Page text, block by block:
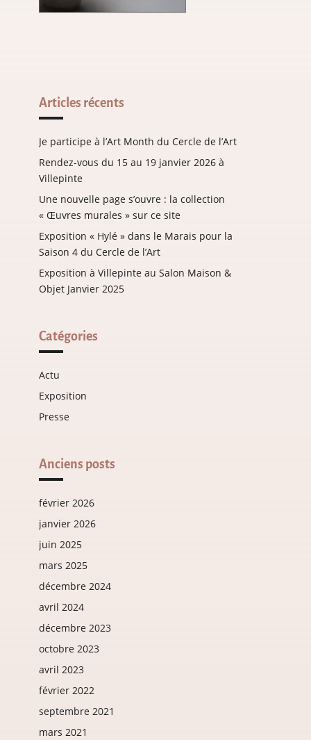
Articles récents
Je participe à l’Art Month du Cercle de l’Art
Rendez-vous du 15 au 19 janvier 2026 à
Villepinte
Une nouvelle page s’ouvre : la collection
« Œuvres murales » sur ce site
Exposition « Hylé » dans le Marais pour la
Saison 4 du Cercle de l’Art
Exposition à Villepinte au Salon Maison &
Objet Janvier 2025
Catégories
Actu
Exposition
Presse
Anciens posts
février 2026
janvier 2026
juin 2025
mars 2025
décembre 2024
avril 2024
décembre 2023
octobre 2023
avril 2023
février 2022
septembre 2021
mars 2021